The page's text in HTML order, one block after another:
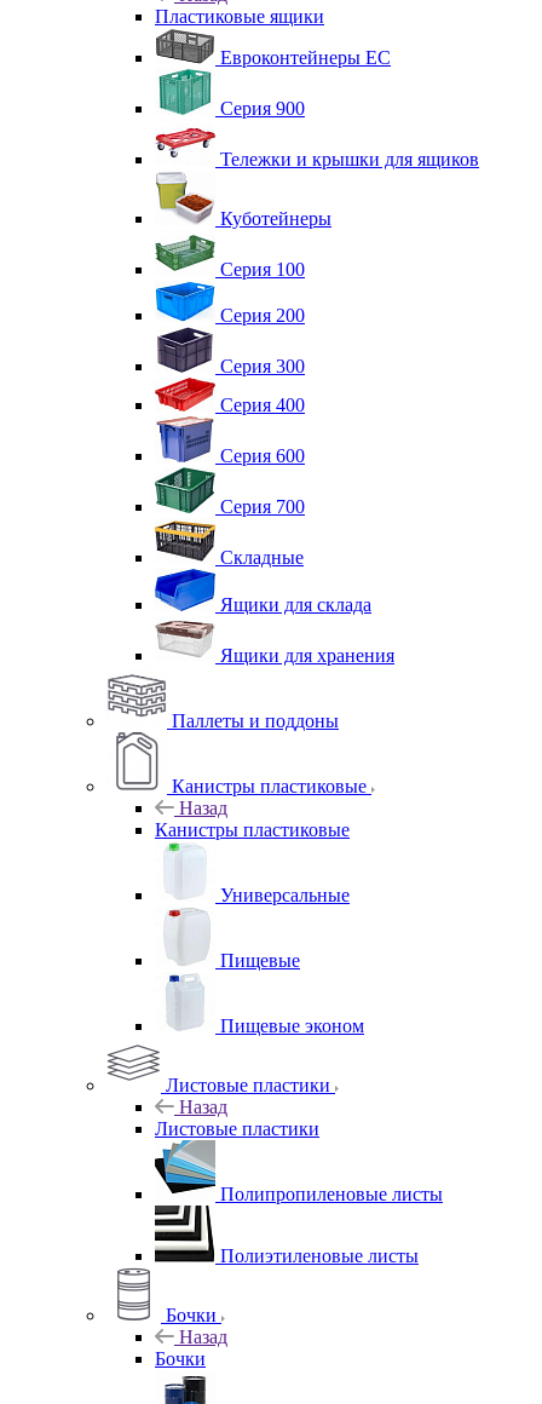
Пластиковые ящики
Евроконтейнеры ЕС
Серия 900
Тележки и крышки для ящиков
Куботейнеры
Серия 100
Серия 200
Серия 300
Серия 400
Серия 600
Серия 700
Складные
Ящики для склада
Ящики для хранения
Паллеты и поддоны
Канистры пластиковые
Назад
Канистры пластиковые
Универсальные
Пищевые
Пищевые эконом
Листовые пластики
Назад
Листовые пластики
Полипропиленовые листы
Полиэтиленовые листы
Бочки
Назад
Бочки